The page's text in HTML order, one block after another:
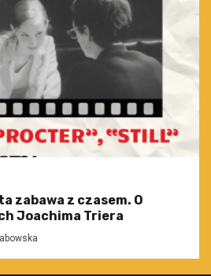
zabawa z czasem. O
Joachima Triera